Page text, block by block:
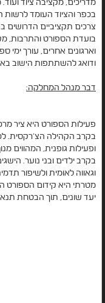
מדריכים, מקציבה ציוד
בכפר והציוד העומד
צרכים תקציביים הדרושים
בועדת הספורט והתרבות,
וארגונים אחרים, עורך ימי
ודואג להשתתפות הישוב
דבר מנהל המחלקה:
פעילות הספורט היא ציר
בקרב הקהילה הצ'רקסית.
ופעילות גופנית, המהווים
בקרב ילדים ובני נוער.
וגאווה לאומית ולשיפור
מטרתי היא קידום הספורט
יעד שונים, תוך הבטחת